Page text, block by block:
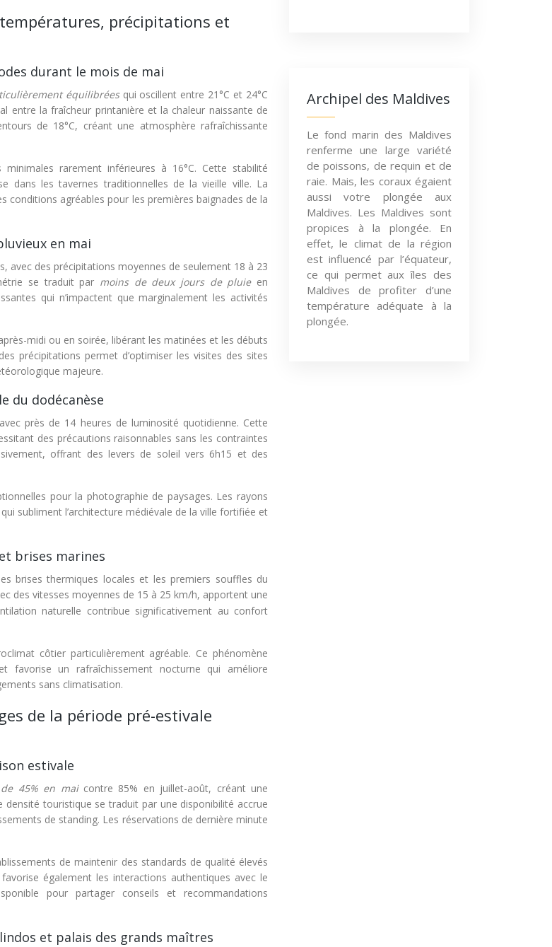
précipitations et
durant le mois de mai
équilibrées qui oscillent entre 21°C et 24°C
entre la fraîcheur printanière et la chaleur naissante de
de 18°C, créant une atmosphère rafraîchissante
rarement inférieures à 16°C. Cette stabilité
dans les tavernes traditionnelles de la vieille ville. La
agréables pour les premières baignades de la
en mai
avec des précipitations moyennes de seulement 18 à 23
se traduit par moins de deux jours de pluie en
qui n’impactent que marginalement les activités
midi ou en soirée, libérant les matinées et les débuts
précipitations permet d’optimiser les visites des sites
majeure.
du dodécanèse
près de 14 heures de luminosité quotidienne. Cette
des précautions raisonnables sans les contraintes
offrant des levers de soleil vers 6h15 et des
pour la photographie de paysages. Les rayons
subliment l’architecture médiévale de la ville fortifiée et
brises marines
brises thermiques locales et les premiers souffles du
des vitesses moyennes de 15 à 25 km/h, apportent une
naturelle contribue significativement au confort
côtier particulièrement agréable. Ce phénomène
favorise un rafraîchissement nocturne qui améliore
sans climatisation.
de la période pré-estivale
estivale
de 45% en mai contre 85% en juillet-août, créant une
touristique se traduit par une disponibilité accrue
de standing. Les réservations de dernière minute
de maintenir des standards de qualité élevés
également les interactions authentiques avec le
pour partager conseils et recommandations
et palais des grands maîtres
Archipel des Maldives
Le fond marin des Maldives
renferme une large variété
de poissons, de requin et de
raie. Mais, les coraux égaient
aussi votre plongée aux
Maldives. Les Maldives sont
propices à la plongée. En
effet, le climat de la région
est influencé par l’équateur,
ce qui permet aux îles des
Maldives de profiter d’une
température adéquate à la
plongée.